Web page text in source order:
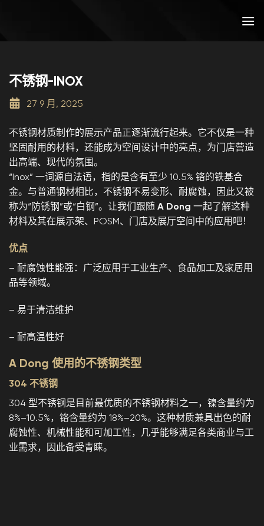
不锈钢-INOX
27 9 月, 2025
不锈钢材质制作的展示产品正逐渐流行起来。它不仅是一种
坚固耐用的材料，还能成为空间设计中的亮点，为门店营造
出高端、现代的氛围。
“Inox” 一词源自法语，指的是含有至少 10.5% 铬的铁基合
金。与普通钢材相比，不锈钢不易变形、耐腐蚀，因此又被
称为“防锈钢”或“白钢”。让我们跟随 A Dong 一起了解这种
材料及其在展示架、POSM、门店及展厅空间中的应用吧！
优点
– 耐腐蚀性能强：广泛应用于工业生产、食品加工及家居用
品等领域。
– 易于清洁维护
– 耐高温性好
A Dong 使用的不锈钢类型
304 不锈钢
304 型不锈钢是目前最优质的不锈钢材料之一，镍含量约为
8%–10.5%，铬含量约为 18%–20%。这种材质兼具出色的耐
腐蚀性、机械性能和可加工性，几乎能够满足各类商业与工
业需求，因此备受青睐。